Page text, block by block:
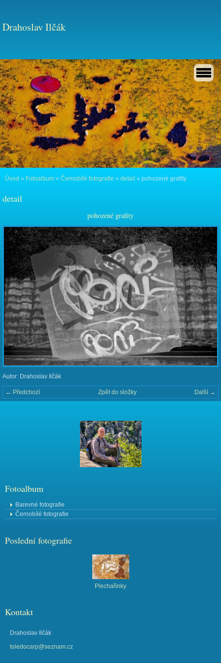
Drahoslav Ilčák
Úvod » Fotoalbum » Černobílé fotografie » detail » pohozené grafity
detail
pohozené grafity
Autor: Drahoslav Ilčák
← Předchozí Další →
Zpět do složky
Fotoalbum
Barevné fotografie
Černobílé fotografie
Poslední fotografie
Plechařinky
Kontakt
Drahoslav Ilčák
toledocarp@seznam.cz